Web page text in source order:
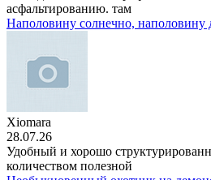
асфальтированию. там
Наполовину солнечно, наполовину
Xiomara
28.07.26
Удобный и хорошо
количеством полезной